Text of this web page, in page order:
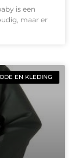
is een
maar er
EN KLEDING